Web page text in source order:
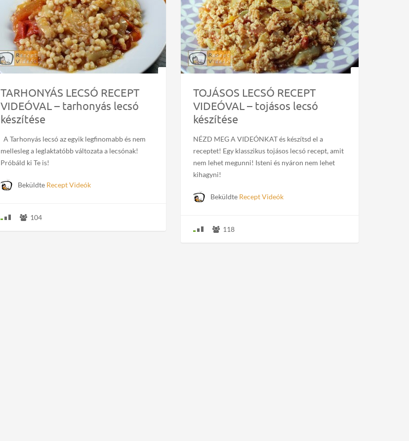
TARHONYÁS LECSÓ RECEPT
VIDEÓVAL – tarhonyás lecsó
készítése
A Tarhonyás lecsó az egyik legfinomabb és nem
mellesleg a leglaktatóbb változata a lecsónak!
Próbáld ki Te is!
Beküldte Recept Videók
104
TOJÁSOS LECSÓ RECEPT
VIDEÓVAL – tojásos lecsó
készítése
NÉZD MEG A VIDEÓNKAT és készítsd el a
receptet! Egy klasszikus tojásos lecsó recept, amit
nem lehet megunni! Isteni és nyáron nem lehet
kihagyni!
Beküldte Recept Videók
118